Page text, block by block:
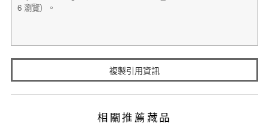
複製引用資訊
相關推薦藏品